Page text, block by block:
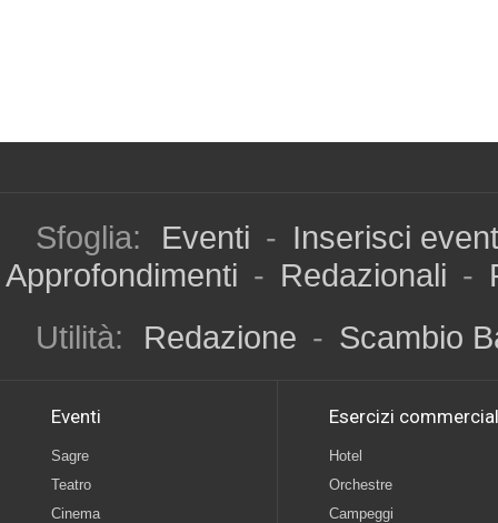
Sfoglia: Eventi - Inserisci
Approfondimenti - Redazionali -
Utilità:
Redazione - Scambio
Eventi
Sagre
Teatro
Cinema
Esercizi
Hotel
Orchestre
Campeggi